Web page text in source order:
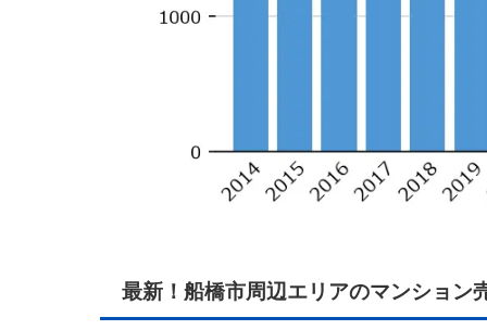
最新！船橋市周辺エリアのマンション